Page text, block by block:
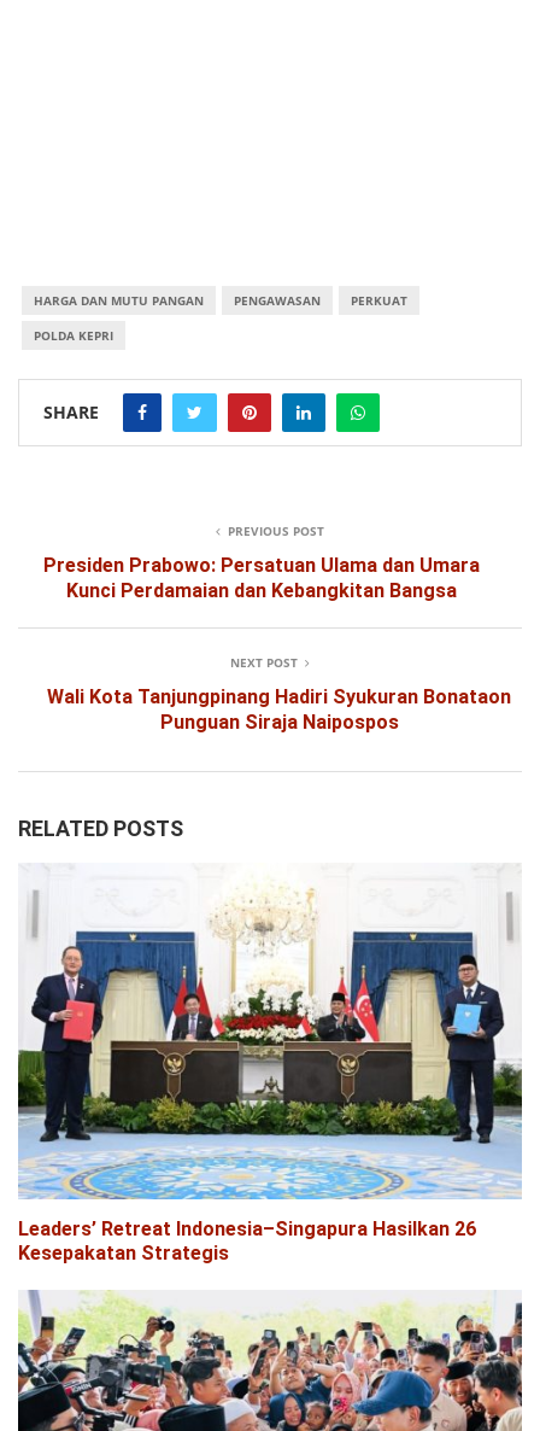
HARGA DAN MUTU PANGAN PENGAWASAN PERKUAT
POLDA KEPRI
SHARE
PREVIOUS POST
Presiden Prabowo: Persatuan Ulama dan Umara
Kunci Perdamaian dan Kebangkitan Bangsa
NEXT POST
Wali Kota Tanjungpinang Hadiri Syukuran Bonataon
Punguan Siraja Naipospos
RELATED POSTS
Leaders’ Retreat Indonesia–Singapura Hasilkan 26
Kesepakatan Strategis